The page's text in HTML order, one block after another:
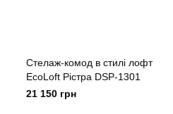
Стелаж-комод в стилі лофт
EcoLoft Рістра DSP-1301
21 150 грн